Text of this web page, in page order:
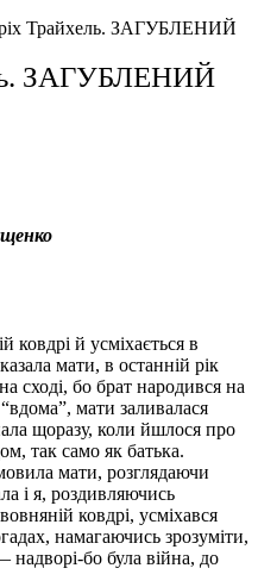
Трайхель. ЗАГУБЛЕНИЙ
ЗАГУБЛЕНИЙ
ковдрі й усміхається в
мати, в останній рік
сході, бо брат народився на
мати заливалася
щоразу, коли йшлося про
так само як батька.
мати, розглядаючи
і я, роздивляючись
ковдрі, усміхався
намагаючись зрозуміти,
бо була війна, до